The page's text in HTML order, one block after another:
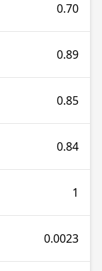
0.70
0.89
0.85
0.84
1
0.0023